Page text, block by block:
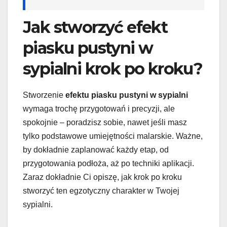
Jak stworzyć efekt
piasku pustyni w
sypialni krok po kroku?
Stworzenie efektu piasku pustyni w sypialni
wymaga trochę przygotowań i precyzji, ale
spokojnie – poradzisz sobie, nawet jeśli masz
tylko podstawowe umiejętności malarskie. Ważne,
by dokładnie zaplanować każdy etap, od
przygotowania podłoża, aż po techniki aplikacji.
Zaraz dokładnie Ci opiszę, jak krok po kroku
stworzyć ten egzotyczny charakter w Twojej
sypialni.